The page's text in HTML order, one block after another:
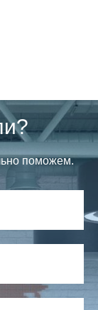
поможем.